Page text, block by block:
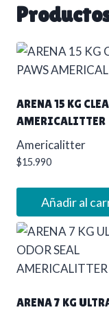
ARENA 15 KG
AMERICALITTER
Americalitter
$15.990
Añadir al
ARENA 7 KG